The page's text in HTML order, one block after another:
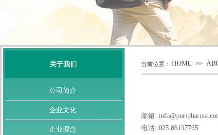
当前位置：
关于我们 HOME >>
公司简介
企业文化
企业理念
邮箱:
电话: 025 86137765